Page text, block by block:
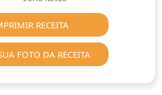
RECEITA
FOTO DA RECEITA